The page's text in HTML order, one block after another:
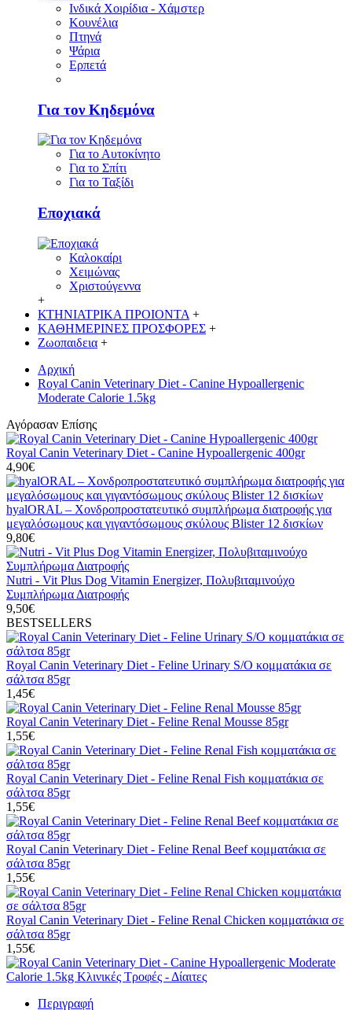
Ινδικά Χοιρίδια - Χάμστερ
Κουνέλια
Πτηνά
Ψάρια
Ερπετά
Για τον Κηδεμόνα
Για το Αυτοκίνητο
Για το Σπίτι
Για το Ταξίδι
Εποχιακά
Καλοκαίρι
Χειμώνας
Χριστούγεννα
+
ΚΤΗΝΙΑΤΡΙΚΑ ΠΡΟΙΟΝΤΑ +
ΚΑΘΗΜΕΡΙΝΕΣ ΠΡΟΣΦΟΡΕΣ +
Ζωοπαιδεια +
Αρχική
Royal Canin Veterinary Diet - Canine Hypoallergenic
Moderate Calorie 1.5kg
Αγόρασαν Επίσης
Royal Canin Veterinary Diet - Canine Hypoallergenic 400gr
4,90€
hyalORAL – Χονδροπροστατευτικό συμπλήρωμα διατροφής για
μεγαλόσωμους και γιγαντόσωμους σκύλους Blister 12 δισκίων
9,80€
Nutri - Vit Plus Dog Vitamin Energizer, Πολυβιταμινούχο
Συμπλήρωμα Διατροφής
9,50€
BESTSELLERS
Royal Canin Veterinary Diet - Feline Urinary S/O κομματάκια σε
σάλτσα 85gr
1,45€
Royal Canin Veterinary Diet - Feline Renal Mousse 85gr
1,55€
Royal Canin Veterinary Diet - Feline Renal Fish κομματάκια σε
σάλτσα 85gr
1,55€
Royal Canin Veterinary Diet - Feline Renal Beef κομματάκια σε
σάλτσα 85gr
1,55€
Royal Canin Veterinary Diet - Feline Renal Chicken κομματάκια σε
σάλτσα 85gr
1,55€
Περιγραφή